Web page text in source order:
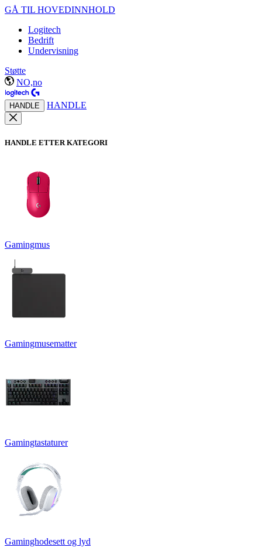
GÅ TIL HOVEDINNHOLD
Logitech
Bedrift
Undervisning
Støtte
NO,no
HANDLE HANDLE
HANDLE ETTER KATEGORI
Gamingmus
Gamingmusematter
Gamingtastaturer
Gaminghodesett og lyd